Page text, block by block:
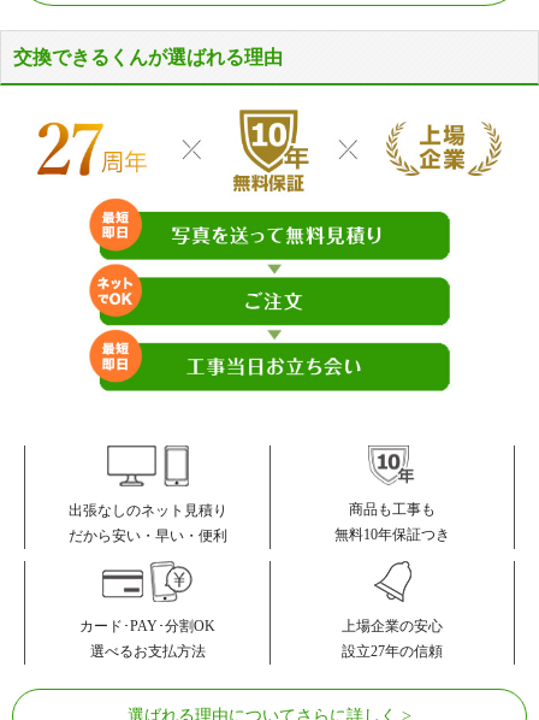
交換できるくんが選ばれる理由
出張なしのネット見積り
だから安い・早い・便利
商品も工事も
無料10年保証つき
カード･PAY･分割OK
選べるお支払方法
上場企業の安心
設立27年の信頼
選ばれる理由についてさらに詳しく